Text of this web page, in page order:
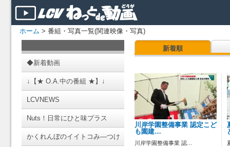
ホーム > 番組・写真一覧(関連映像・写真)
◆新着動画
↓【★ O.A.中の番組 ★】↓
LCVNEWS
Nuts！日常にひと味プラス
かくれんぼのイイトコみ―つけ
新着順
川岸学園整備事業 認定こど
も園建…
川岸学園整備事業 認…